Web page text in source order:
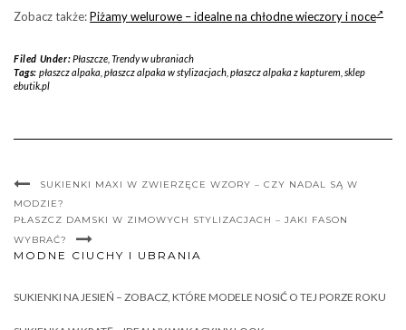
Zobacz także:Piżamy welurowe – idealne na chłodne wieczory i noce
Filed Under:Płaszcze, Trendy w ubraniach
Tags: płaszcz alpaka płaszcz alpaka w stylizacjach, płaszcz alpaka z kapturem sklep
ebutik.pl
SUKIENKI MAXI W ZWIERZĘCE WZORY – CZY NADAL SĄ W
MODZIE?
PŁASZCZ DAMSKI W ZIMOWYCH STYLIZACJACH – JAKI FASON
WYBRAĆ?
MODNE CIUCHY I UBRANIA
SUKIENKI NA JESIEŃ – ZOBACZ, KTÓRE MODELE NOSIĆ O TEJ PORZE ROKU